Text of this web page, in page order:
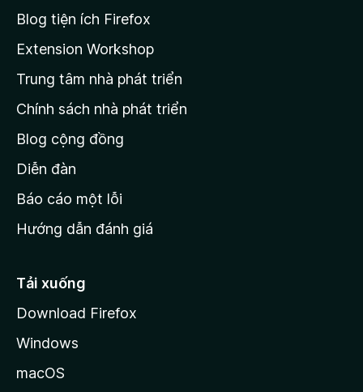
r
n
g
c
ủ
M
o
i
l
Blog tiện ích Firefox
Extension Workshop
Trung tâm nhà phát triển
Chính sách nhà phát triển
Blog cộng đồng
Diễn đàn
Báo cáo một lỗi
Hướng dẫn đánh giá
Tải xuống
Download Firefox
Windows
macOS